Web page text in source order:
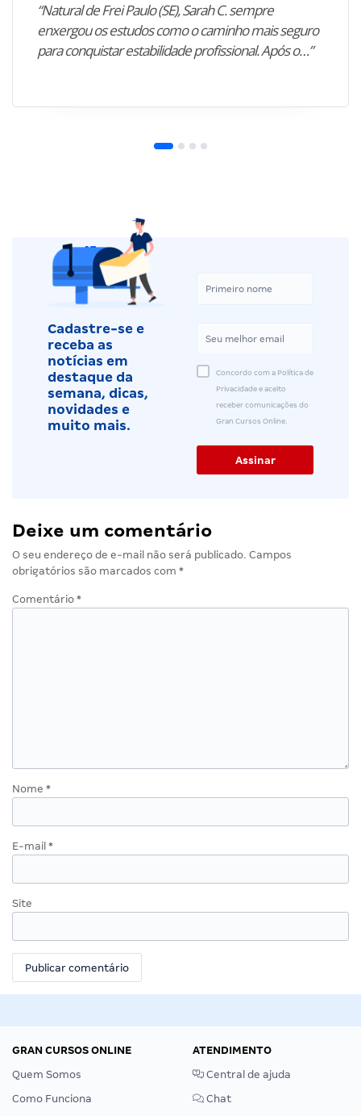
“Natural de Frei Paulo (SE), Sarah C. sempre
enxergou os estudos como o caminho mais seguro
para conquistar estabilidade profissional. Após o…”
Cadastre-se e
receba as
notícias em
destaque da
semana, dicas,
novidades e
muito mais.
Concordo com a Política de
Privacidade e aceito
receber comunicações do
Gran Cursos Online.
Deixe um comentário
O seu endereço de e-mail não será publicado. Campos
obrigatórios são marcados com *
Comentário *
Nome *
E-mail *
Site
GRAN CURSOS ONLINE
Quem Somos
Como Funciona
ATENDIMENTO
Central de ajuda
Chat